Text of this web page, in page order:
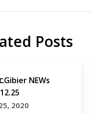
Posts
Gibier NEWs
2020